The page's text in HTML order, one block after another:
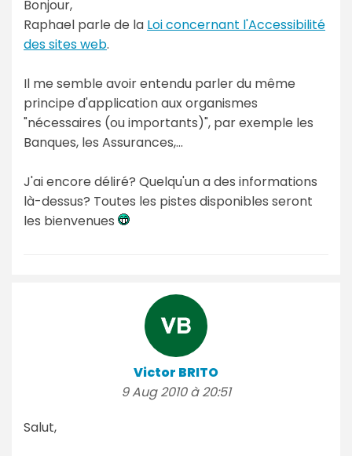
Bonjour,
Raphael parle de la Loi concernant l'Accessibilité
des sites web.
Il me semble avoir entendu parler du même
principe d'application aux organismes
"nécessaires (ou importants)", par exemple les
Banques, les Assurances,...
J'ai encore déliré? Quelqu'un a des informations
là-dessus? Toutes les pistes disponibles seront
les bienvenues
Victor BRITO
9 Aug 2010 à 20:51
Salut,